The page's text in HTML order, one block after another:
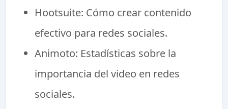
Hootsuite: Cómo crear contenido
efectivo para redes sociales.
Animoto: Estadísticas sobre la
importancia del video en redes
sociales.